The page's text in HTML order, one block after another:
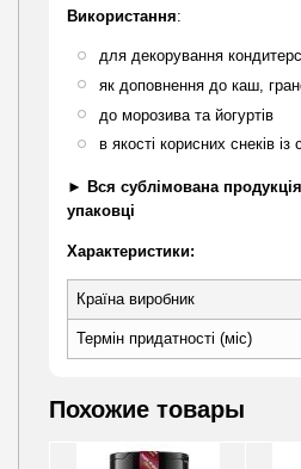
Використання:
для декорування
як доповнення до каш,
до морозива та йогуртів
в якості корисних снеків із
► Вся сублімована
упаковці
Характеристики:
Країна виробник
Термін придатності (міс)
Похожие товары